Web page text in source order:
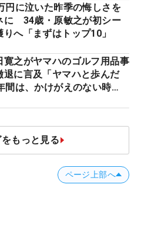
円に泣いた昨季の悔しさを
に 34歳・原敏之が初シー
りへ「まずはトップ10」
寛之がヤマハのゴルフ用品事
退に言及「ヤマハと歩んだ
間は、かけがえのない時
もっと見る
ページ上部へ